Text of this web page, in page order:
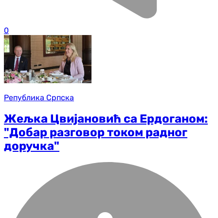
0
Република Српска
Жељка Цвијановић са Ердоганом:
"Добар разговор током радног
доручка"